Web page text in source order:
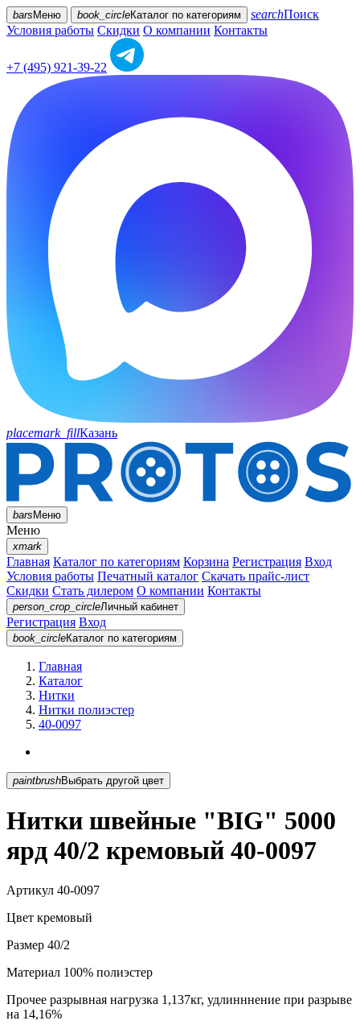
bars Меню book_circleКаталог по категориям searchПоиск
Условия работы Скидки О компании Контакты
+7 (495) 921-39-22
placemark_fillКазань
barsМеню
Меню
xmark
Главная Каталог по категориям Корзина Регистрация Вход
Условия работы Печатный каталог Скачать прайс-лист
Скидки Стать дилером О компании Контакты
person_crop_circleЛичный кабинет
Регистрация Вход
book_circleКаталог по категориям
Главная
Каталог
Нитки
Нитки полиэстер
40-0097
paintbrush Выбрать другой цвет
Нитки швейные "BIG" 5000
ярд 40/2 кремовый 40-0097
Артикул 40-0097
Цвет кремовый
Размер 40/2
Материал 100% полиэстер
Прочее разрывная нагрузка 1,137кг, удлинннение при разрыве
на 14,16%